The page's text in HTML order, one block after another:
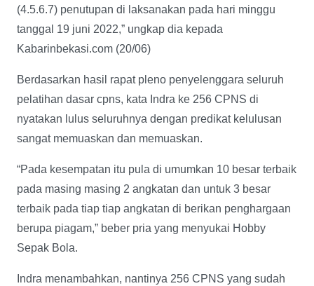
(4.5.6.7) penutupan di laksanakan pada hari minggu
tanggal 19 juni 2022,” ungkap dia kepada
Kabarinbekasi.com (20/06)
Berdasarkan hasil rapat pleno penyelenggara seluruh
pelatihan dasar cpns, kata Indra ke 256 CPNS di
nyatakan lulus seluruhnya dengan predikat kelulusan
sangat memuaskan dan memuaskan.
“Pada kesempatan itu pula di umumkan 10 besar terbaik
pada masing masing 2 angkatan dan untuk 3 besar
terbaik pada tiap tiap angkatan di berikan penghargaan
berupa piagam,” beber pria yang menyukai Hobby
Sepak Bola.
Indra menambahkan, nantinya 256 CPNS yang sudah